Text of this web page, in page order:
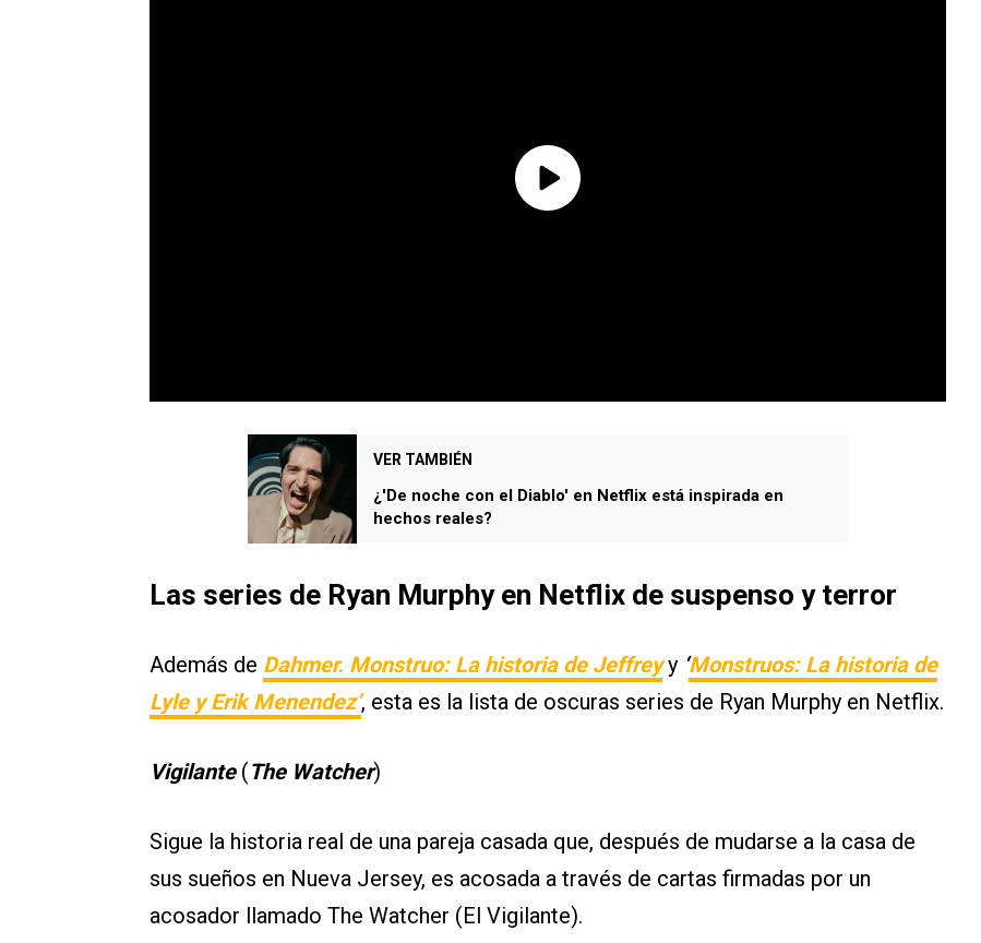
VER TAMBIÉN
¿'De noche con el Diablo' en Netflix está inspirada en
hechos reales?
Las series de Ryan Murphy en Netflix de suspenso y terror
Además de Dahmer. Monstruo: La historia de Jeffreyy ‘Monstruos: La historia de
Lyle y Erik Menendez’, esta es la lista de oscuras series de Ryan Murphy en Netflix.
Vigilante(The Watcher)
Sigue la historia real de una pareja casada que, después de mudarse a la casa de
sus sueños en Nueva Jersey, es acosada a través de cartas firmadas por un
acosador llamado The Watcher (El Vigilante).